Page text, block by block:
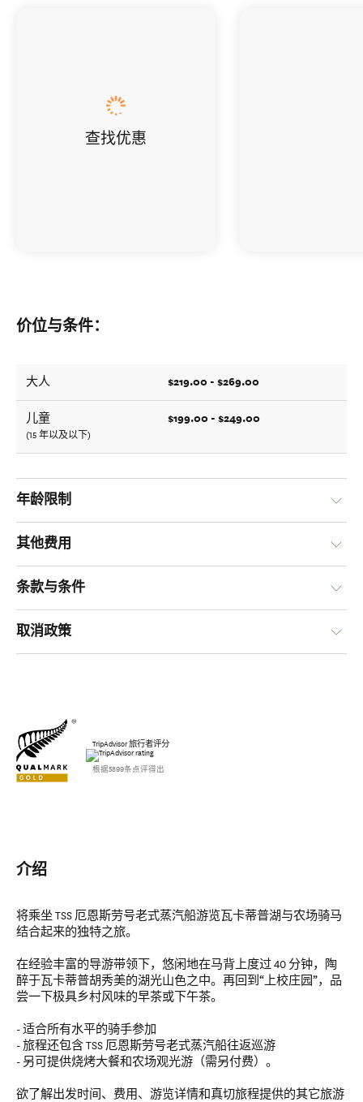
价位与条件：
大人 $219.00 - $269.00
儿童
(15 年以及以下)
$199.00 - $249.00
年龄限制
其他费用
条款与条件
取消政策
TripAdvisor 旅行者评分
根据5899条点评得出
介绍
将乘坐 TSS 厄恩斯劳号老式蒸汽船游览瓦卡蒂普湖与农场骑马
结合起来的独特之旅。
在经验丰富的导游带领下，悠闲地在马背上度过 40 分钟，陶
醉于瓦卡蒂普胡秀美的湖光山色之中。再回到“上校庄园”，品
尝一下极具乡村风味的早茶或下午茶。
- 适合所有水平的骑手参加
- 旅程还包含 TSS 厄恩斯劳号老式蒸汽船往返巡游
- 另可提供烧烤大餐和农场观光游（需另付费）。
欲了解出发时间、费用、游览详情和真切旅程提供的其它旅游
查找优惠